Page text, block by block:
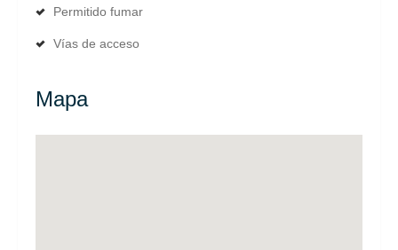
Permitido fumar
Vías de acceso
Mapa